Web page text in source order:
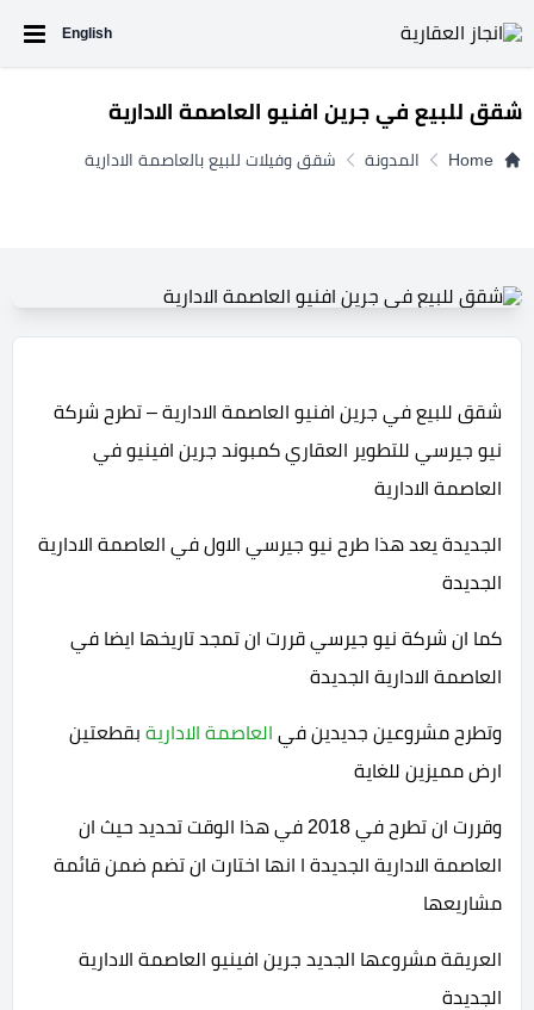
English
شقق للبيع في جرين افنيو العاصمة الادارية
Home المدونة شقق وفيلات للبيع بالعاصمة الادارية
شقق للبيع في جرين افنيو العاصمة الادارية – تطرح شركة
نيو جيرسي للتطوير العقاري كمبوند جرين افينيو في
العاصمة الادارية
الجديدة يعد هذا طرح نيو جيرسي الاول في العاصمة الادارية
الجديدة
كما ان شركة نيو جيرسي قررت ان تمجد تاريخها ايضا في
العاصمة الادارية الجديدة
وتطرح مشروعين جديدين في العاصمة الادارية بقطعتين
ارض مميزين للغاية
وقررت ان تطرح في 2018 في هذا الوقت تحديد حيث ان
العاصمة الادارية الجديدة ا انها اختارت ان تضم ضمن قائمة
مشاريعها
العريقة مشروعها الجديد جرين افينيو العاصمة الادارية
الجديدة